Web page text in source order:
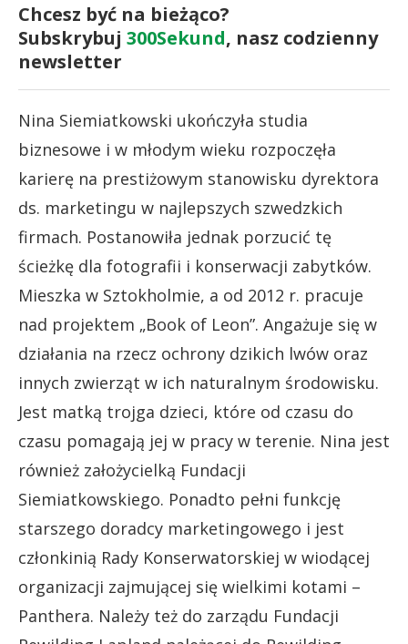
Chcesz być na bieżąco?
Subskrybuj 300Sekund, nasz codzienny
newsletter
Nina Siemiatkowski ukończyła studia
biznesowe i w młodym wieku rozpoczęła
karierę na prestiżowym stanowisku dyrektora
ds. marketingu w najlepszych szwedzkich
firmach. Postanowiła jednak porzucić tę
ścieżkę dla fotografii i konserwacji zabytków.
Mieszka w Sztokholmie, a od 2012 r. pracuje
nad projektem „Book of Leon”. Angażuje się w
działania na rzecz ochrony dzikich lwów oraz
innych zwierząt w ich naturalnym środowisku.
Jest matką trojga dzieci, które od czasu do
czasu pomagają jej w pracy w terenie. Nina jest
również założycielką Fundacji
Siemiatkowskiego. Ponadto pełni funkcję
starszego doradcy marketingowego i jest
członkinią Rady Konserwatorskiej w wiodącej
organizacji zajmującej się wielkimi kotami –
Panthera. Należy też do zarządu Fundacji